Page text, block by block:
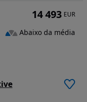
14 493 EUR
Abaixo da média